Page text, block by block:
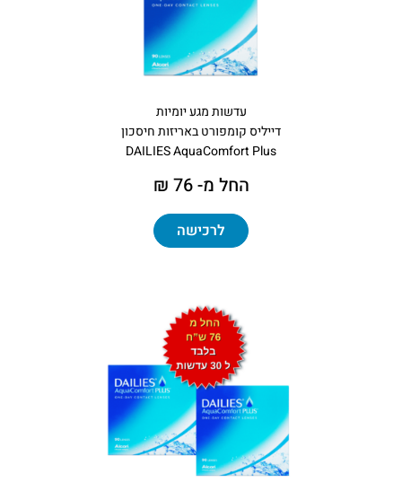
עדשות מגע יומיות
דייליס קומפורט באריזות חיסכון
DAILIES AquaComfort Plus
החל מ- 76 ₪
לרכישה